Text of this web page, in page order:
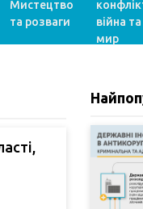
Мистецтво
та розваги
війна та
мир